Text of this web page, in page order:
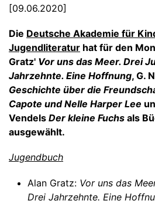
[09.06.2020]
Die Deutsche Akademie für
Jugendliteratur hat für den
Gratz' Vor uns das Meer. Drei
Jahrzehnte. Eine Hoffnung, G.
Geschichte über die
Capote und Nelle Harper Lee
Vendels Der kleine Fuchs als
ausgewählt.
Jugendbuch
Alan Gratz: Vor uns das
Drei Jahrzehnte. Eine